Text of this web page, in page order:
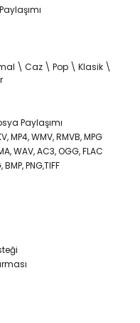
\ Caz \ Pop \ Klasik \
Paylaşımı
MP4, WMV, RMVB, MPG
WAV, AC3, OGG, FLAC
PNG,TIFF